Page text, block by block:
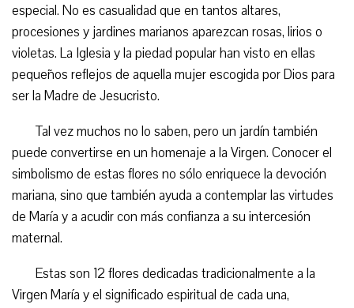
especial. No es casualidad que en tantos altares,
procesiones y jardines marianos aparezcan rosas, lirios o
violetas. La Iglesia y la piedad popular han visto en ellas
pequeños reflejos de aquella mujer escogida por Dios para
ser la Madre de Jesucristo.
Tal vez muchos no lo saben, pero un jardín también
puede convertirse en un homenaje a la Virgen. Conocer el
simbolismo de estas flores no sólo enriquece la devoción
mariana, sino que también ayuda a contemplar las virtudes
de María y a acudir con más confianza a su intercesión
maternal.
Estas son 12 flores dedicadas tradicionalmente a la
Virgen María y el significado espiritual de cada una,